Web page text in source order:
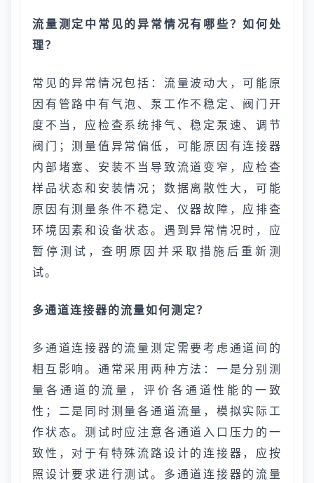
流量测定中常见的异常情况有哪些？如何处
理？
常见的异常情况包括：流量波动大，可能原
因有管路中有气泡、泵工作不稳定、阀门开
度不当，应检查系统排气、稳定泵速、调节
阀门；测量值异常偏低，可能原因有连接器
内部堵塞、安装不当导致流道变窄，应检查
样品状态和安装情况；数据离散性大，可能
原因有测量条件不稳定、仪器故障，应排查
环境因素和设备状态。遇到异常情况时，应
暂停测试，查明原因并采取措施后重新测
试。
多通道连接器的流量如何测定？
多通道连接器的流量测定需要考虑通道间的
相互影响。通常采用两种方法：一是分别测
量各通道的流量，评价各通道性能的一致
性；二是同时测量各通道流量，模拟实际工
作状态。测试时应注意各通道入口压力的一
致性，对于有特殊流路设计的连接器，应按
照设计要求进行测试。多通道连接器的流量